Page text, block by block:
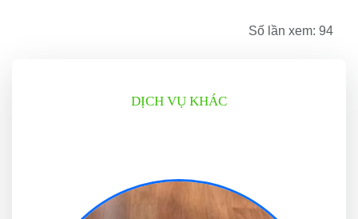
Số lần xem: 94
DỊCH VỤ KHÁC